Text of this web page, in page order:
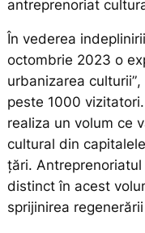
antreprenoriat
În vederea
octombrie 2023 o
urbanizarea culturii”,
peste 1000
realiza un volum ce
cultural din
țări.
distinct în acest
sprijinirea